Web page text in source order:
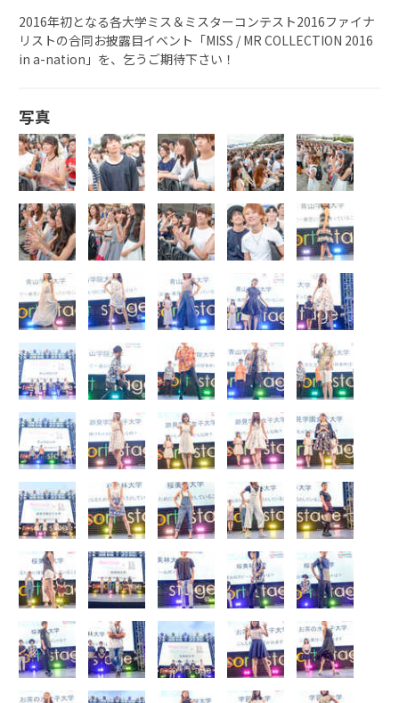
2016年初となる各大学ミス＆ミスターコンテスト2016ファイナ
リストの合同お披露目イベント「MISS / MR COLLECTION 2016
in a-nation」を、乞うご期待下さい！
写真